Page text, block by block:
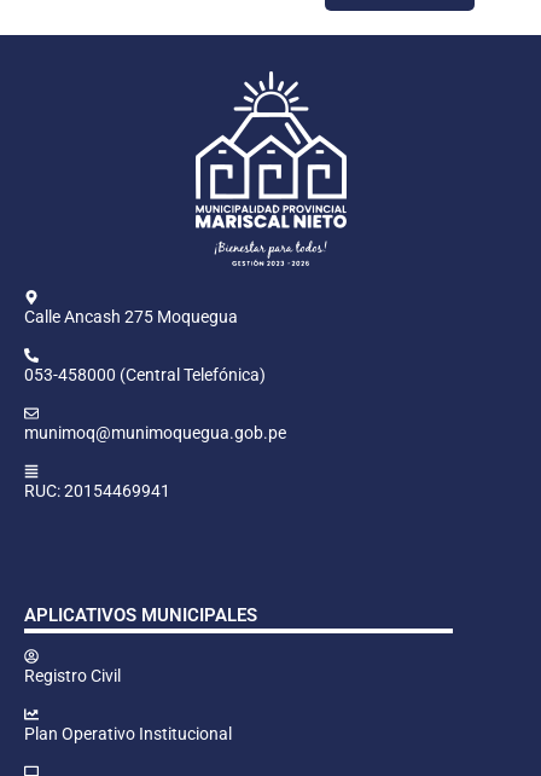
Calle Ancash 275 Moquegua
053-458000 (Central Telefónica)
munimoq@munimoquegua.gob.pe
RUC: 20154469941
APLICATIVOS MUNICIPALES
Registro Civil
Plan Operativo Institucional